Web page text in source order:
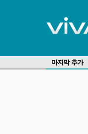
마지막 추가